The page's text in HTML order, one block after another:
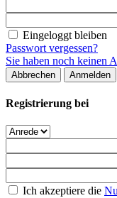
Eingeloggt bleiben
Passwort vergessen?
Sie haben noch keinen
Abbrechen Anmelden
Registrierung bei
Ich akzeptiere die